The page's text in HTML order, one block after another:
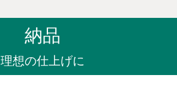
納品
理想の仕上げに